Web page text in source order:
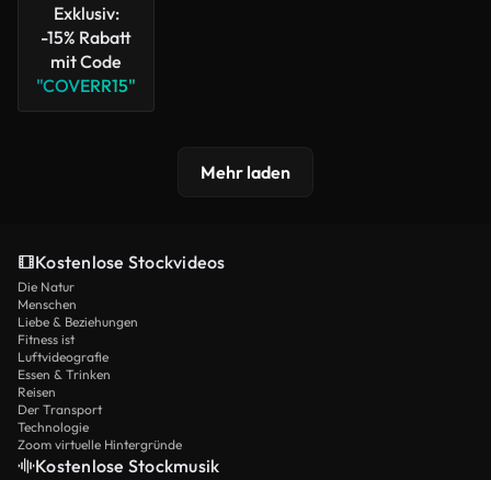
Exklusiv:
-15% Rabatt
mit Code
"COVERR15"
Mehr laden
Kostenlose Stockvideos
Die Natur
Menschen
Liebe & Beziehungen
Fitness ist
Luftvideografie
Essen & Trinken
Reisen
Der Transport
Technologie
Zoom virtuelle Hintergründe
Kostenlose Stockmusik